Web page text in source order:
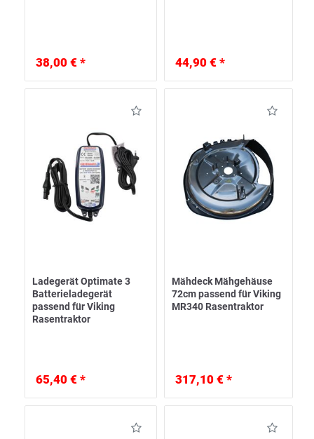
38,00 € * 44,90 € *
Ladegerät Optimate 3
Batterieladegerät
passend für Viking
Rasentraktor
65,40 € *
Mähdeck Mähgehäuse
72cm passend für Viking
MR340 Rasentraktor
317,10 € *